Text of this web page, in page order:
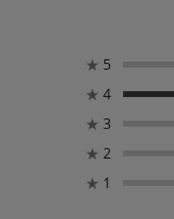
★ 5
★ 4
★ 3
★ 2
★ 1